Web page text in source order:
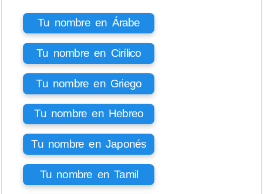
Tu nombre en Árabe
Tu nombre en Cirílico
Tu nombre en Griego
Tu nombre en Hebreo
Tu nombre en Japonés
Tu nombre en Tamil